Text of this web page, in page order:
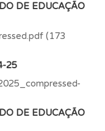
DE EDUCAÇÃO
(173
25
DE EDUCAÇÃO